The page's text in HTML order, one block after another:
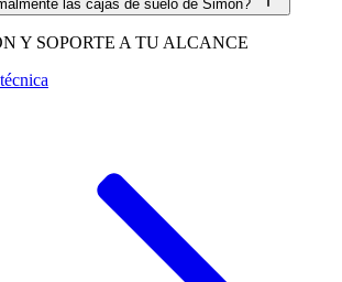
las cajas de suelo de Simon?
Y SOPORTE A TU ALCANCE